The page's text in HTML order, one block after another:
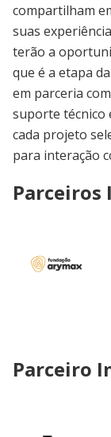
compartilham
suas
terão a
que é a etapa
em parceria
suporte técnico
cada projeto
para interação
Parceiros
Parceiro